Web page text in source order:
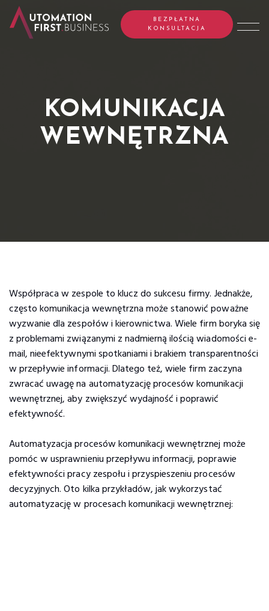
BEZPŁATNA
KONSULTACJA
KOMUNIKACJA
WEWNĘTRZNA
Współpraca w zespole to klucz do sukcesu firmy. Jednakże,
często komunikacja wewnętrzna może stanowić poważne
wyzwanie dla zespołów i kierownictwa. Wiele firm boryka się
z problemami związanymi z nadmierną ilością wiadomości e-
mail, nieefektywnymi spotkaniami i brakiem transparentności
w przepływie informacji. Dlatego też, wiele firm zaczyna
zwracać uwagę na automatyzację procesów komunikacji
wewnętrznej, aby zwiększyć wydajność i poprawić
efektywność.
Automatyzacja procesów komunikacji wewnętrznej może
pomóc w usprawnieniu przepływu informacji, poprawie
efektywności pracy zespołu i przyspieszeniu procesów
decyzyjnych. Oto kilka przykładów, jak wykorzystać
automatyzację w procesach komunikacji wewnętrznej: